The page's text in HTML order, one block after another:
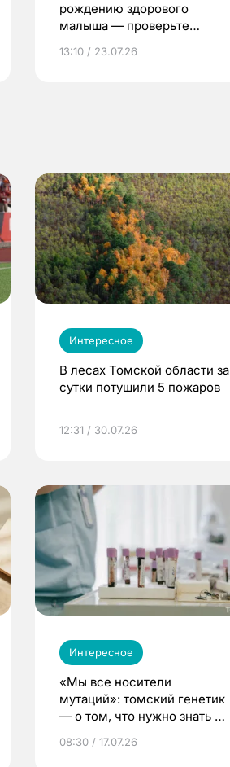
рождению здорового
малыша — проверьте
по ОМС!
13:10 / 23.07.26
Интересное
В лесах Томской области за
сутки потушили 5 пожаров
12:31 / 30.07.26
Интересное
«Мы все носители
мутаций»: томский генетик
— о том, что нужно знать до
08:30 / 17.07.26